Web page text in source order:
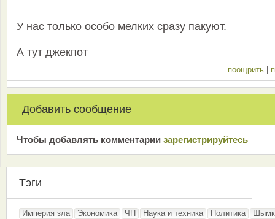
У нас только особо мелких сразу пакуют.
А тут джекпот
поощрить
Добавить сообщение
Чтобы добавлять комментарии зарeгиcтрирyйтeсь
Тэги
Империя зла Экономика ЧП Наука и техника Политика